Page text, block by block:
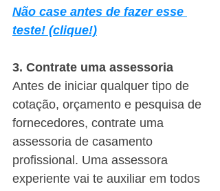
Não case antes de fazer esse
teste! (clique!)
3. Contrate uma assessoria
Antes de iniciar qualquer tipo de
cotação, orçamento e pesquisa de
fornecedores, contrate uma
assessoria de casamento
profissional. Uma assessora
experiente vai te auxiliar em todos